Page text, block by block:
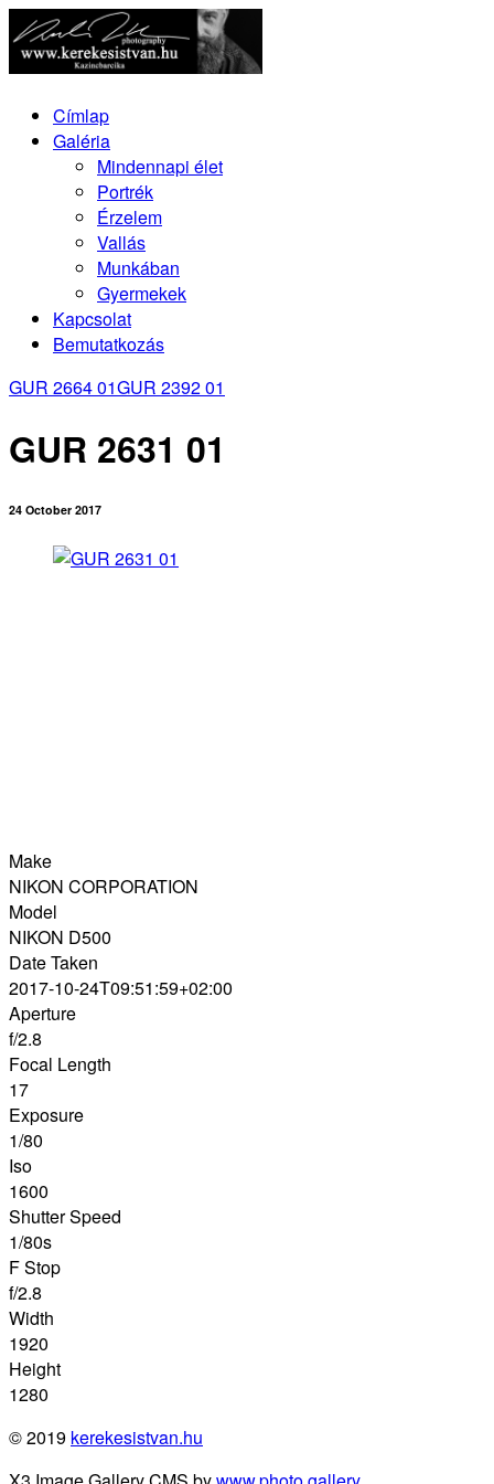
Címlap
Galéria
Mindennapi élet
Portrék
Érzelem
Vallás
Munkában
Gyermekek
Kapcsolat
Bemutatkozás
GUR 2664 01GUR 2392 01
GUR 2631 01
24 October 2017
Make
NIKON CORPORATION
Model
NIKON D500
Date Taken
2017-10-24T09:51:59+02:00
Aperture
f/2.8
Focal Length
17
Exposure
1/80
Iso
1600
Shutter Speed
1/80s
F Stop
f/2.8
Width
1920
Height
1280
© 2019 kerekesistvan.hu